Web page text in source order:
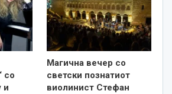
со
и
Магична вечер со
светски познатиот
виолинист Стефан